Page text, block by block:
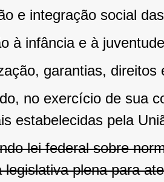
e integração social
à infância e à
garantias,
no exercício de sua
estabelecidas pela
lei federal sobre
legislativa plena para